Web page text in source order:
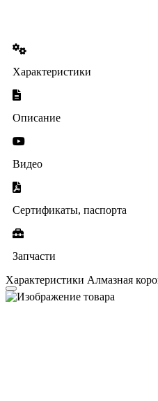
Характеристики
Описание
Видео
Сертификаты, паспорта
Запчасти
Характеристики Алмазная